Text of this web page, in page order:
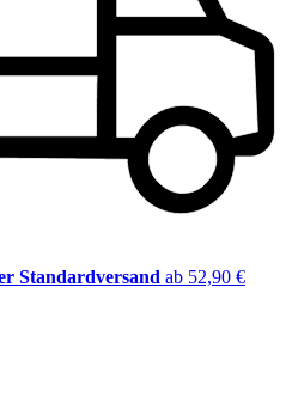
Standardversand ab 52,90 €